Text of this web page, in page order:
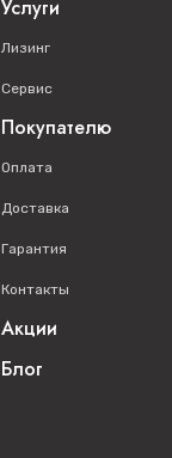
Услуги
Лизинг
Сервис
Покупателю
Оплата
Доставка
Гарантия
Контакты
Акции
Блог